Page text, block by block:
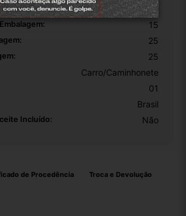
1.5
15
25
25
Carro/Caminhonete
01
Brasil
Incluído: Não
de Procedência Troca e Devolução